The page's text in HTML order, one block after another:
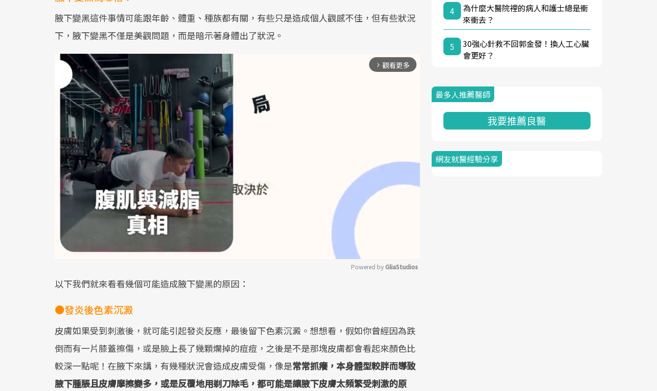
腋下變黑這件事情可能跟年齡、體重、種族都有關，有些只是造成個人觀感不佳，但有些狀況
下，腋下變黑不僅是美觀問題，而是暗示著身體出了狀況。
arrow_forward_ios 觀看更多
Powered by GliaStudios
以下我們就來看看幾個可能造成腋下變黑的原因：
●發炎後色素沉澱
皮膚如果受到刺激後，就可能引起發炎反應，最後留下色素沉澱。想想看，假如你曾經因為跌
倒而有一片膝蓋擦傷，或是臉上長了幾顆爛掉的痘痘，之後是不是那塊皮膚都會看起來顏色比
較深一點呢！在腋下來講，有幾種狀況會造成皮膚受傷，像是常常抓癢，本身體型較胖而導致
腋下腫脹且皮膚摩擦變多，或是反覆地用剃刀除毛，都可能是讓腋下皮膚太頻繁受刺激的原
4
為什麼大醫院裡的病人和護士總是衝
來衝去？
5
30強心針救不回郭金發！換人工心臟
會更好？
最多人推薦醫師
我要推薦良醫
網友就醫經驗分享